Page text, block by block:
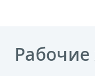
Рабочие